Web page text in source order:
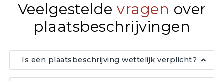
Veelgestelde vragen over
plaatsbeschrijvingen
Is een plaatsbeschrijving wettelijk verplicht?